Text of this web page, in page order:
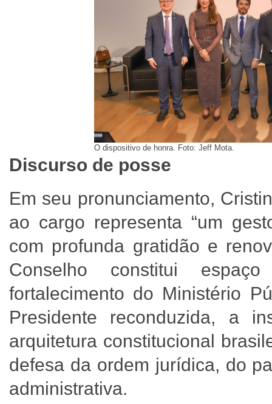
O dispositivo de honra. Foto: Jeff Mota.
Discurso de posse
Em seu pronunciamento,
ao cargo representa “um
com profunda gratidão e
Conselho constitui
fortalecimento do Ministério
Presidente reconduzida, a
arquitetura constitucional
defesa da ordem jurídica, do
administrativa.